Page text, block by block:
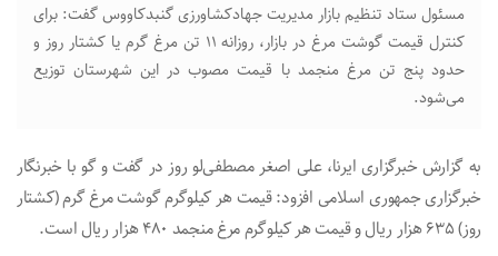
مسئول ستاد تنظیم بازار مدیریت جهادکشاورزی گنبدکاووس گفت: برای
کنترل قیمت گوشت مرغ در بازار، روزانه ۱۱ تن مرغ گرم یا کشتار روز و
حدود پنج تن مرغ منجمد با قیمت مصوب در این شهرستان توزیع
می‌شود.
به گزارش خبرگزاری ایرنا، علی اصغر مصطفی‌لو روز در گفت و گو با خبرنگار
خبرگزاری جمهوری اسلامی افزود: قیمت هر کیلوگرم گوشت مرغ گرم (کشتار
روز) ۶۳۵ هزار ریال و قیمت هر کیلوگرم مرغ منجمد ۴۸۰ هزار ریال است.